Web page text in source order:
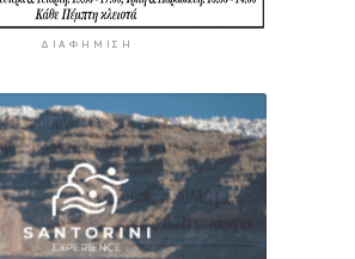
ΔΙΑΦΉΜΙΣΗ